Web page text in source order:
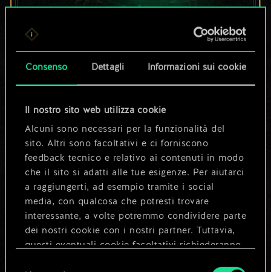
Consenso Dettagli Informazioni sui cookie
Il nostro sito web utilizza cookie
Alcuni sono necessari per la funzionalità del
sito. Altri sono facoltativi e ci forniscono
feedback tecnico e relativo ai contenuti in modo
che il sito si adatti alle tue esigenze. Per aiutarci
a raggiungerti, ad esempio tramite i social
media, con qualcosa che potresti trovare
interessante, a volte potremmo condividere parte
dei nostri cookie con i nostri partner. Tuttavia,
questi eventuali cookie facoltativi richiederanno
Per ora, è solo un
set di carte
Ma può diventare
molto altro!
guida
Modifica mazzo